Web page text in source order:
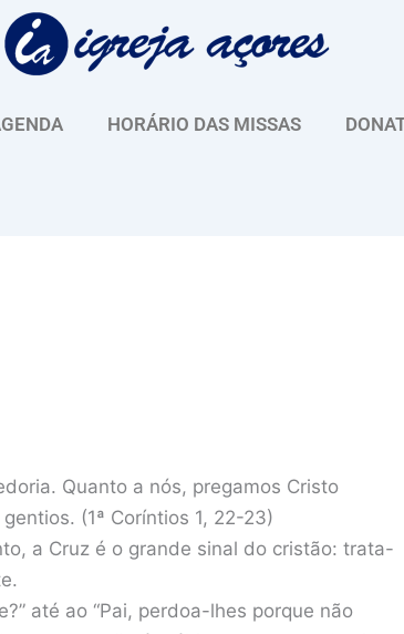
HORÁRIO DAS MISSAS
Quanto a nós, pregamos Cristo
(1ª Coríntios 1, 22-23)
a Cruz é o grande sinal do cristão: trata-
até ao “Pai, perdoa-lhes porque não